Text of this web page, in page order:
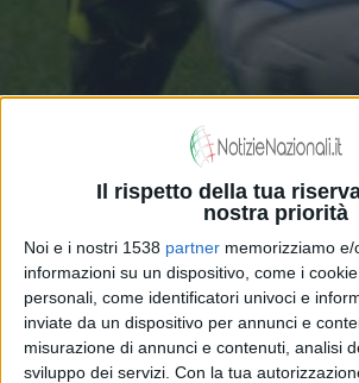
Il rispetto della tua
nostra priorità
Noi e i nostri 1538 partner memorizziamo
informazioni su un dispositivo, come i
personali, come identificatori univoci e
inviate da un dispositivo per annunci e
misurazione di annunci e contenuti, analisi
sviluppo dei servizi. Con la tua
Calcio FIFA/FIF pro 2016
Bonucci e Verratti gli italiani
Dream Team Top 11 d' Europa